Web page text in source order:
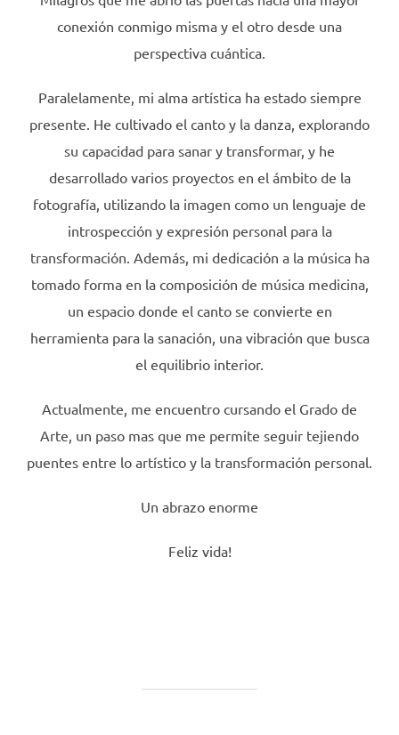
conexión conmigo misma y el otro desde una
perspectiva cuántica.
Paralelamente, mi alma artística ha estado siempre
presente. He cultivado el canto y la danza, explorando
su capacidad para sanar y transformar, y he
desarrollado varios proyectos en el ámbito de la
fotografía, utilizando la imagen como un lenguaje de
introspección y expresión personal para la
transformación. Además, mi dedicación a la música ha
tomado forma en la composición de música medicina,
un espacio donde el canto se convierte en
herramienta para la sanación, una vibración que busca
el equilibrio interior.
Actualmente, me encuentro cursando el Grado de
Arte, un paso mas que me permite seguir tejiendo
puentes entre lo artístico y la transformación personal.
Un abrazo enorme
Feliz vida!